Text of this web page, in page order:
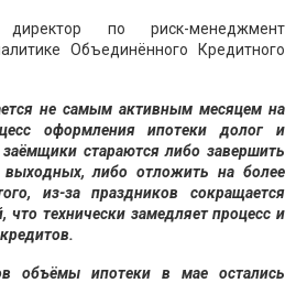
по риск-менеджмент
Объединённого Кредитного
не самым активным месяцем на
оформления ипотеки долог и
стараются либо завершить
либо отложить на более
из-за праздников сокращается
что технически замедляет процесс и
объёмы ипотеки в мае остались